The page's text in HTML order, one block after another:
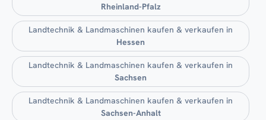
Rheinland-Pfalz
Landtechnik & Landmaschinen kaufen & verkaufen in
Hessen
Landtechnik & Landmaschinen kaufen & verkaufen in
Sachsen
Landtechnik & Landmaschinen kaufen & verkaufen in
Sachsen-Anhalt